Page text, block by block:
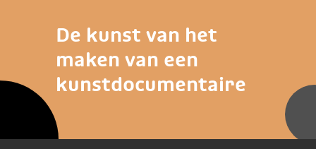
De kunst van het
maken van een
kunstdocumentaire